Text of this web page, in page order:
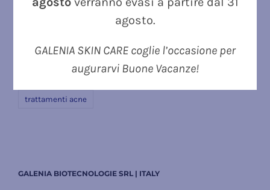
prevenzione acne
prurito intimo interno prurito vaginale rosacea
skincare
trattamenti acne
GALENIA BIOTECNOLOGIE SRL | ITALY
agosto.
GALENIA SKIN CARE coglie l’occasione per
augurarvi Buone Vacanze!